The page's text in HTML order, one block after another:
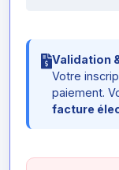
Validation
Votre
paiement.
facture